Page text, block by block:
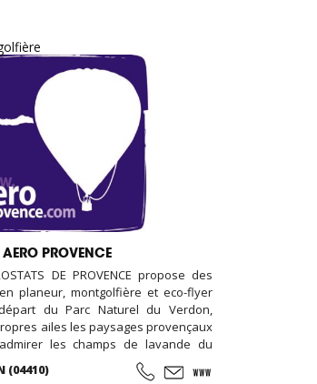
AERO PROVENCE
DE PROVENCE propose des
planeur, montgolfière et eco-flyer
du Parc Naturel du Verdon,
ailes les paysages provençaux
les champs de lavande du
le lac Sainte-Croix ou les gorges
apercevant les Alpes se dessiner à
(04410)